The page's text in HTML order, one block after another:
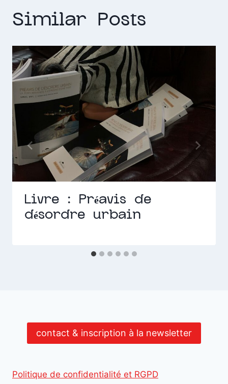
Similar Posts
Livre : Préavis de
désordre urbain
contact & inscription à la newsletter
Politique de confidentialité et RGPD